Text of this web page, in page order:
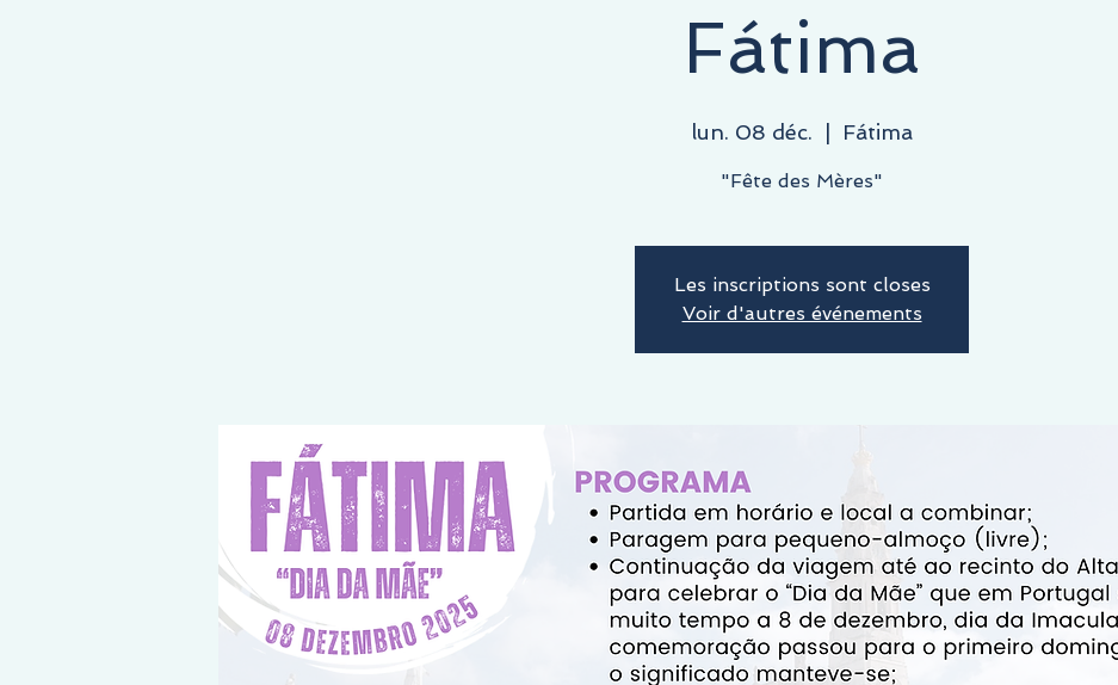
Fátima
lun. 08 déc. Fátima
"Fête des Mères"
Les inscriptions sont closes
Voir d'autres événements